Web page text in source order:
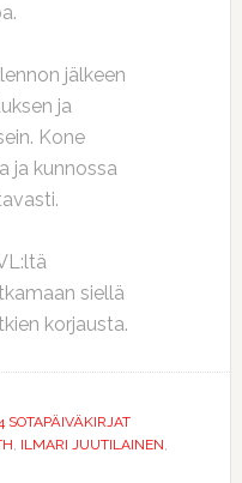
jälkeen
ja
Kone
ja kunnossa
siellä
korjausta.
SOTAPÄIVÄKIRJAT
, ILMARI JUUTILAINEN,